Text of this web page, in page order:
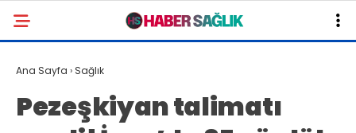
Ana Sayfa › Sağlık
Pezeşkiyan talimatı